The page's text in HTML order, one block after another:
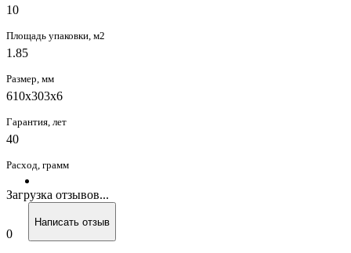
10
Площадь упаковки, м2
1.85
Размер, мм
610x303x6
Гарантия, лет
40
Расход, грамм
Загрузка отзывов...
0
Написать отзыв